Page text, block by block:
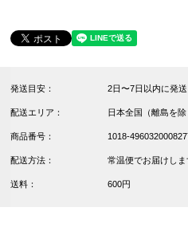
発送目安： 2日〜7日以内に発送
配送エリア： 日本全国（離島を除
商品番号： 1018-
配送方法： 常温便でお届けしま
送料： 600円